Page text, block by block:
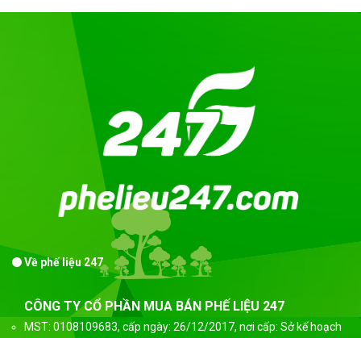
Về phế liệu 247
CÔNG TY CỔ PHẦN MUA BÁN PHẾ LIỆU 247
MST: 0108109683, cấp ngày: 26/12/2017, nơi cấp: Sở kế hoạch